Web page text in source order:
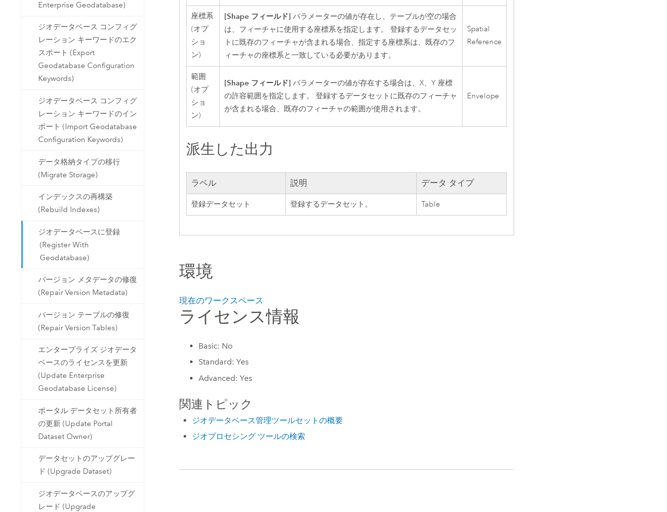
Enterprise Geodatabase)
ジオデータベース コンフィグ
レーション キーワードのエク
スポート (Export
Geodatabase Configuration
Keywords)
ジオデータベース コンフィグ
レーション キーワードのイン
ポート (Import Geodatabase
Configuration Keywords)
データ格納タイプの移行
(Migrate Storage)
インデックスの再構築
(Rebuild Indexes)
ジオデータベースに登録
(Register With
Geodatabase)
バージョン メタデータの修復
(Repair Version Metadata)
バージョン テーブルの修復
(Repair Version Tables)
エンタープライズ ジオデータ
ベースのライセンスを更新
(Update Enterprise
Geodatabase License)
ポータル データセット所有者
の更新 (Update Portal
Dataset Owner)
データセットのアップグレー
ド (Upgrade Dataset)
ジオデータベースのアップグ
レード (Upgrade
座標系
(オプ
ショ
ン)
[Shape フィールド] パラメーターの値が存在し、テーブルが空の場合
は、フィーチャに使用する座標系を指定します。 登録するデータセッ
トに既存のフィーチャが含まれる場合、指定する座標系は、既存のフ
ィーチャの座標系と一致している必要があります。
Spatial
Reference
範囲
(オプ
ショ
ン)
[Shape フィールド] パラメーターの値が存在する場合は、X、Y 座標
の許容範囲を指定します。 登録するデータセットに既存のフィーチャ
が含まれる場合、既存のフィーチャの範囲が使用されます。
Envelope
派生した出力
ラベル 説明 データ タイプ
登録データセット 登録するデータセット。 Table
環境
現在のワークスペース
ライセンス情報
Basic: No
Standard: Yes
Advanced: Yes
関連トピック
ジオデータベース管理ツールセットの概要
ジオプロセシング ツールの検索